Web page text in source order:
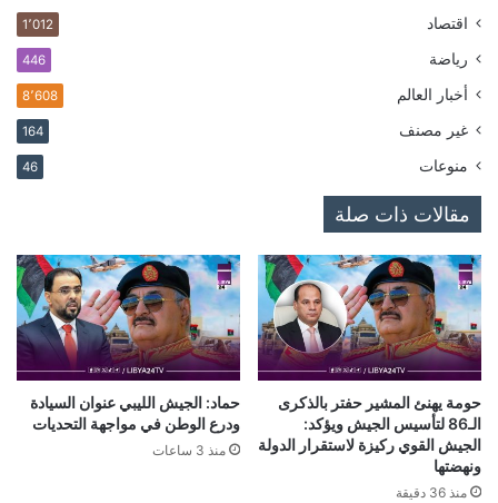
اقتصاد 1٬012
رياضة 446
أخبار العالم 8٬608
غير مصنف 164
منوعات 46
مقالات ذات صلة
حومة يهنئ المشير حفتر بالذكرى
الـ86 لتأسيس الجيش ويؤكد:
الجيش القوي ركيزة لاستقرار الدولة
ونهضتها
منذ 36 دقيقة
حماد: الجيش الليبي عنوان السيادة
ودرع الوطن في مواجهة التحديات
منذ 3 ساعات